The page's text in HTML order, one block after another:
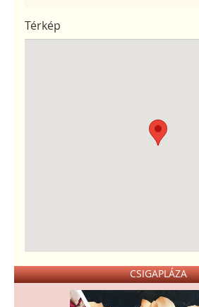
Térkép
CSIGAPLÁZA